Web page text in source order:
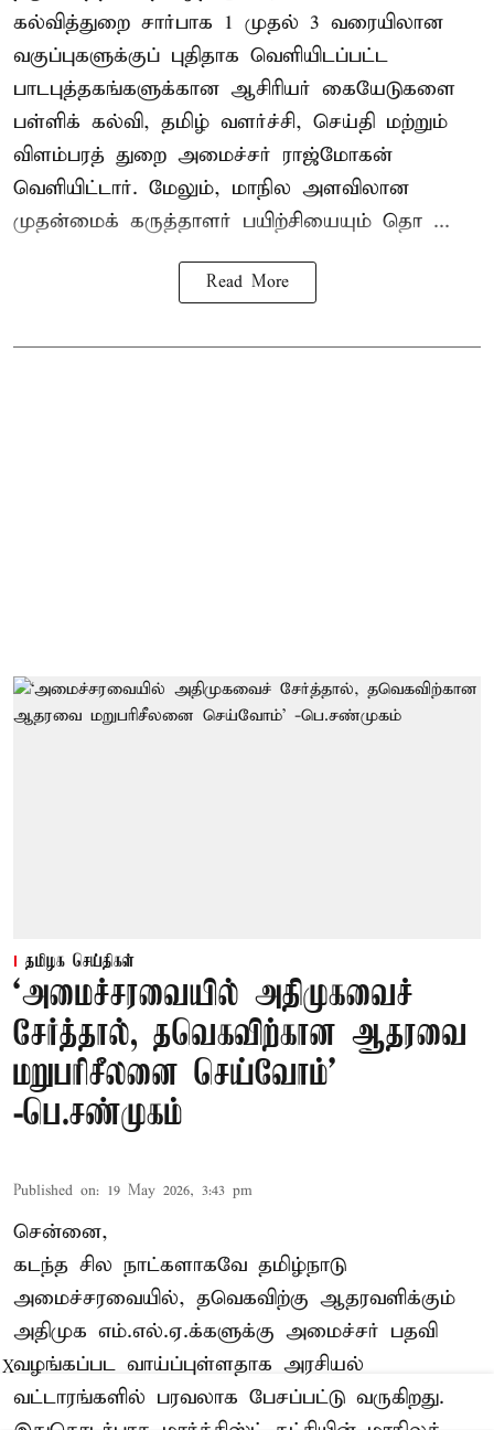
கல்வித்துறை சார்பாக 1 முதல் 3 வரையிலான
வகுப்புகளுக்குப் புதிதாக வெளியிடப்பட்ட
பாடபுத்தகங்களுக்கான ஆசிரியர் கையேடுகளை
பள்ளிக் கல்வி, தமிழ் வளர்ச்சி, செய்தி மற்றும்
விளம்பரத் துறை அமைச்சர் ராஜ்மோகன்
வெளியிட்டார். மேலும், மாநில அளவிலான
முதன்மைக் கருத்தாளர் பயிற்சியையும் தொ ...
Read More
தமிழக செய்திகள்
‘அமைச்சரவையில் அதிமுகவைச்
சேர்த்தால், தவெகவிற்கான ஆதரவை
மறுபரிசீலனை செய்வோம்'
-பெ.சண்முகம்
Published on: 19 May 2026, 3:43 pm
சென்னை,
கடந்த சில நாட்களாகவே தமிழ்நாடு
அமைச்சரவையில், தவெகவிற்கு ஆதரவளிக்கும்
அதிமுக எம்.எல்.ஏ.க்களுக்கு அமைச்சர் பதவி
வழங்கப்பட வாய்ப்புள்ளதாக அரசியல்
வட்டாரங்களில் பரவலாக பேசப்பட்டு வருகிறது.
X